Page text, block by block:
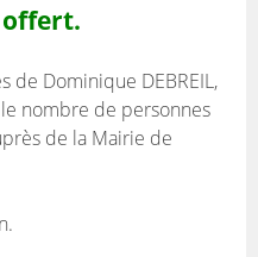
de Dominique DEBREIL,
nombre de personnes
de la Mairie de